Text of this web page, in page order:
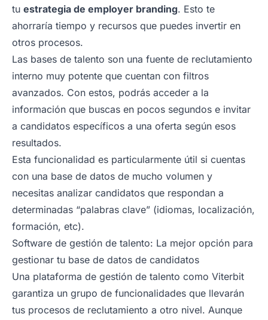
tu estrategia de employer branding. Esto te
ahorraría tiempo y recursos que puedes invertir en
otros procesos.
Las bases de talento son una fuente de reclutamiento
interno muy potente que cuentan con filtros
avanzados. Con estos, podrás acceder a la
información que buscas en pocos segundos e invitar
a candidatos específicos a una oferta según esos
resultados.
Esta funcionalidad es particularmente útil si cuentas
con una base de datos de mucho volumen y
necesitas analizar candidatos que respondan a
determinadas “palabras clave” (idiomas, localización,
formación, etc).
Software de gestión de talento: La mejor opción para
gestionar tu base de datos de candidatos
Una plataforma de gestión de talento como Viterbit
garantiza un grupo de funcionalidades que llevarán
tus procesos de reclutamiento a otro nivel. Aunque